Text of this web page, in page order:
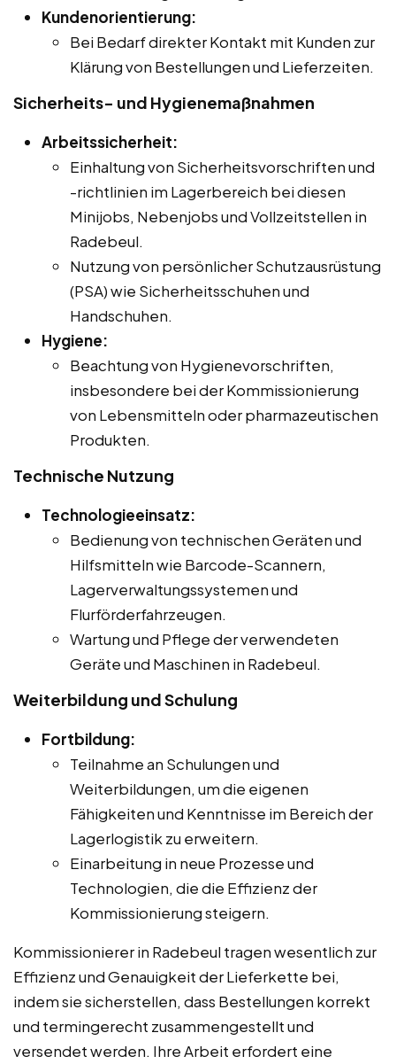
Kundenorientierung:
Bei Bedarf direkter Kontakt mit Kunden zur
Klärung von Bestellungen und Lieferzeiten.
Sicherheits- und Hygienemaßnahmen
Arbeitssicherheit:
Einhaltung von Sicherheitsvorschriften und
-richtlinien im Lagerbereich bei diesen
Minijobs, Nebenjobs und Vollzeitstellen in
Radebeul.
Nutzung von persönlicher Schutzausrüstung
(PSA) wie Sicherheitsschuhen und
Handschuhen.
Hygiene:
Beachtung von Hygienevorschriften,
insbesondere bei der Kommissionierung
von Lebensmitteln oder pharmazeutischen
Produkten.
Technische Nutzung
Technologieeinsatz:
Bedienung von technischen Geräten und
Hilfsmitteln wie Barcode-Scannern,
Lagerverwaltungssystemen und
Flurförderfahrzeugen.
Wartung und Pflege der verwendeten
Geräte und Maschinen in Radebeul.
Weiterbildung und Schulung
Fortbildung:
Teilnahme an Schulungen und
Weiterbildungen, um die eigenen
Fähigkeiten und Kenntnisse im Bereich der
Lagerlogistik zu erweitern.
Einarbeitung in neue Prozesse und
Technologien, die die Effizienz der
Kommissionierung steigern.
Kommissionierer in Radebeul tragen wesentlich zur
Effizienz und Genauigkeit der Lieferkette bei,
indem sie sicherstellen, dass Bestellungen korrekt
und termingerecht zusammengestellt und
versendet werden. Ihre Arbeit erfordert eine